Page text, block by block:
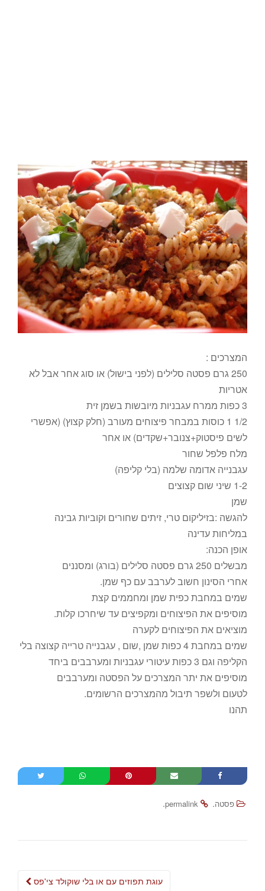
המצרכים :
250 גרם פסטה סלילים (לפני בישול) או סוג אחר אבל לא
אטריות
3 כפות ממרח עגבניות מיובשות בשמן זית
1/2 1 כוסות במבחר פיצוחים מעורב (חלק קצוץ) (אפשרי
לשים פיסטוק+צנובר+שקדים) או אחר
מלח פלפל שחור
עגבנייה אדומה שלמה (בלי קליפה)
1-2 שיני שום קצוצים
שמן
להגשה :בזיליקום טרי, זיתים שחורים וקוביות גבינה
במליחות עדינה
אופן הכנה:
מבשלים 250 גרם פסטה סלילים (בורג) ומסננים
אחרי הסינון חשוב לערבב עם כף שמן.
שמים במחבת כפית שמן ומחממים קצת
מוסיפים את הפיצוחים ומקפיצים עד שיחרכו קלות.
מוציאים את הפיצוחים לקערה
שמים במחבת 4 כפות שמן ,שום , עגבנייה טרייה קצוצה בלי
הקליפה וגם 3 כפות עיטורי עגבניות ומערבבים ביחד
מוסיפים את יתר המצרכים על הפסטה ומערבבים
לטעום ולשפר תיבול מהמצרכים הרשומים.
תהנו
פסטה.
permalink
.
Post
עוגת תפוזים עם או בלי שוקולד צי'פס